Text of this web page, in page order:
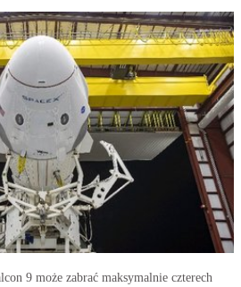
9 może zabrać maksymalnie czterech